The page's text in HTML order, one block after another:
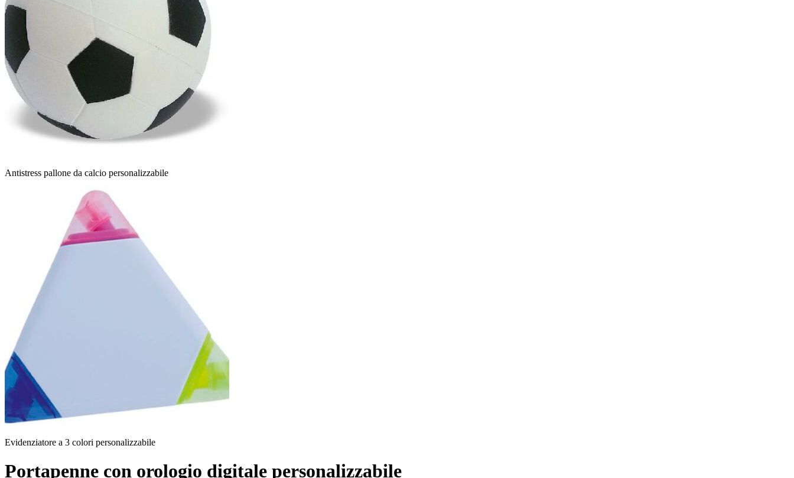
Antistress pallone da calcio personalizzabile
Evidenziatore a 3 colori personalizzabile
Portapenne con orologio digitale personalizzabile